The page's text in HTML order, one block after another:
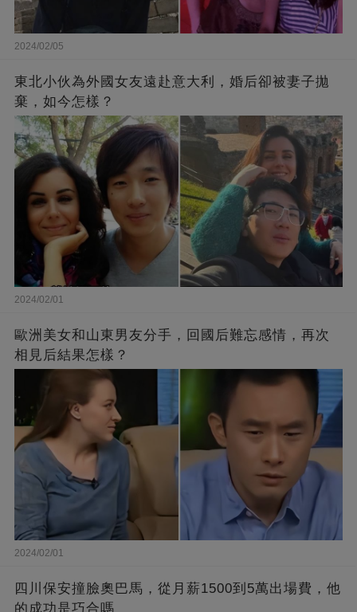
2024/02/05
東北小伙為外國女友遠赴意大利，婚后卻被妻子拋
棄，如今怎樣？
2024/02/01
歐洲美女和山東男友分手，回國后難忘感情，再次
相見后結果怎樣？
2024/02/01
四川保安撞臉奧巴馬，從月薪1500到5萬出場費，他
的成功是巧合嗎